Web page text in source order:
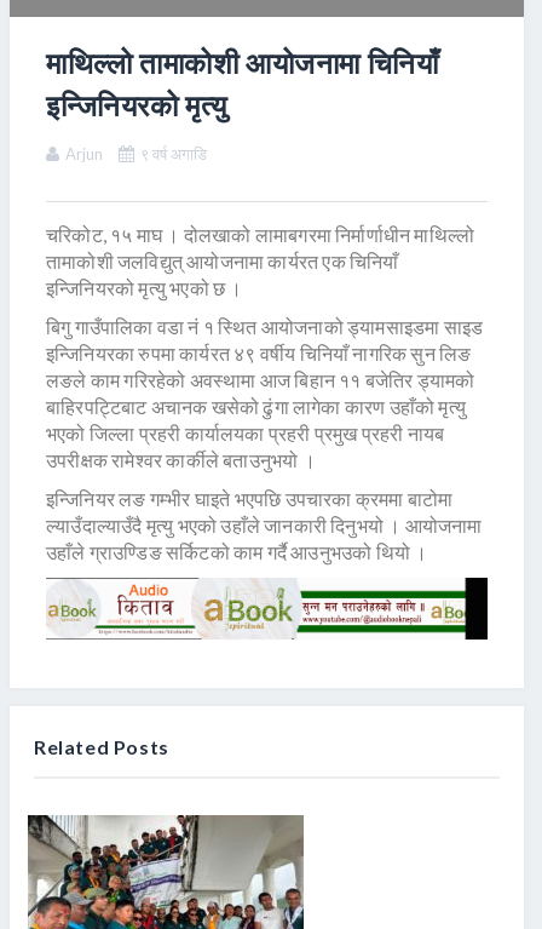
माथिल्लो तामाकोशी आयोजनामा चिनियाँ
इन्जिनियरको मृत्यु
Arjun ९ वर्ष अगाडि
चरिकोट, १५ माघ । दोलखाको लामाबगरमा निर्मार्णाधीन माथिल्लो
तामाकोशी जलविद्युत् आयोजनामा कार्यरत एक चिनियाँ
इन्जिनियरको मृत्यु भएको छ ।
बिगु गाउँपालिका वडा नं १ स्थित आयोजनाको ड्यामसाइडमा साइड
इन्जिनियरका रुपमा कार्यरत ४९ वर्षीय चिनियाँ नागरिक सुन लिङ
लङले काम गरिरहेको अवस्थामा आज बिहान ११ बजेतिर ड्यामको
बाहिरपट्टिबाट अचानक खसेको ढुंगा लागेका कारण उहाँको मृत्यु
भएको जिल्ला प्रहरी कार्यालयका प्रहरी प्रमुख प्रहरी नायब
उपरीक्षक रामेश्वर कार्कीले बताउनुभयो ।
इन्जिनियर लङ गम्भीर घाइते भएपछि उपचारका क्रममा बाटोमा
ल्याउँदाल्याउँदै मृत्यु भएको उहाँले जानकारी दिनुभयो । आयोजनामा
उहाँले ग्राउण्डिङ सर्किटको काम गर्दै आउनुभउको थियो ।
Related Posts